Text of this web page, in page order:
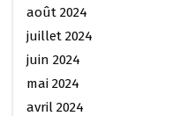
août 2024
juillet 2024
juin 2024
mai 2024
avril 2024